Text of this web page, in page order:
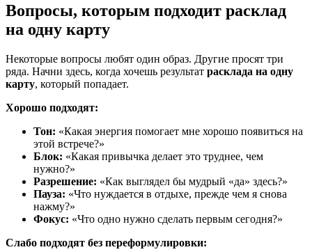
Вопросы, которым подходит расклад
на одну карту
Некоторые вопросы любят один образ. Другие просят три
ряда. Начни здесь, когда хочешь результат расклада на одну
карту, который попадает.
Хорошо подходят:
Тон: «Какая энергия помогает мне хорошо появиться на
этой встрече?»
Блок: «Какая привычка делает это труднее, чем
нужно?»
Разрешение: «Как выглядел бы мудрый «да» здесь?»
Пауза: «Что нуждается в отдыхе, прежде чем я снова
нажму?»
Фокус: «Что одно нужно сделать первым сегодня?»
Слабо подходят без переформулировки: